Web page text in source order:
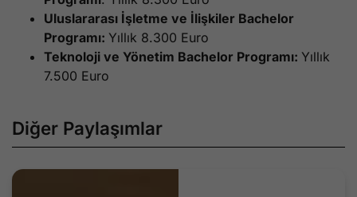
Uluslararası İşletme ve İlişkiler Bachelor
Programı: Yıllık 8.300 Euro
Teknoloji ve Yönetim Bachelor Programı: Yıllık
7.500 Euro
Diğer Paylaşımlar